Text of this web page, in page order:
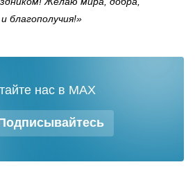
благополучия!»
нас в MAX